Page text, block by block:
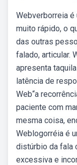
Webverborreia
muito rápido, o
das outras
falado, articular.
apresenta
latência de
Web“a
paciente com
mesma coisa,
Weblogorréia é
distúrbio da fala
excessiva e